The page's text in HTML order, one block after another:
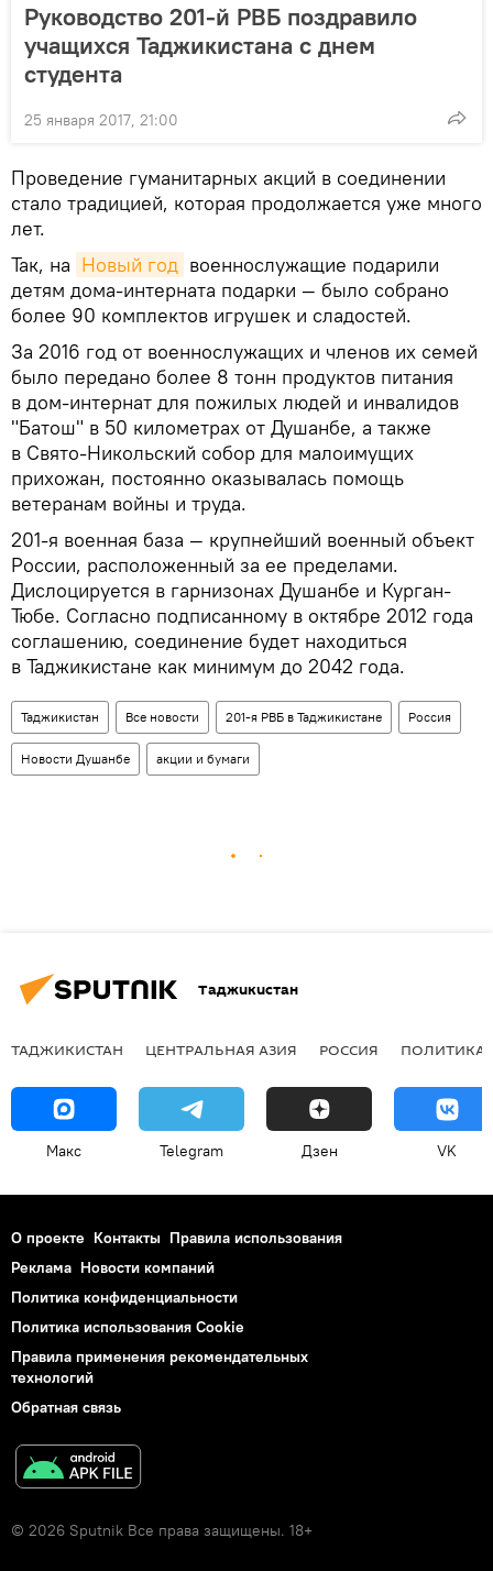
Руководство 201-й РВБ поздравило
учащихся Таджикистана с днем
студента
25 января 2017, 21:00
Проведение гуманитарных акций в соединении
стало традицией, которая продолжается уже много
лет.
Так, на Новый год военнослужащие подарили
детям дома-интерната подарки — было собрано
более 90 комплектов игрушек и сладостей.
За 2016 год от военнослужащих и членов их семей
было передано более 8 тонн продуктов питания
в дом-интернат для пожилых людей и инвалидов
"Батош" в 50 километрах от Душанбе, а также
в Свято-Никольский собор для малоимущих
прихожан, постоянно оказывалась помощь
ветеранам войны и труда.
201-я военная база — крупнейший военный объект
России, расположенный за ее пределами.
Дислоцируется в гарнизонах Душанбе и Курган-
Тюбе. Согласно подписанному в октябре 2012 года
соглашению, соединение будет находиться
в Таджикистане как минимум до 2042 года.
Таджикистан Все новости 201-я РВБ в Таджикистане Россия
Новости Душанбе акции и бумаги
Таджикистан
ТАДЖИКИСТАН ЦЕНТРАЛЬНАЯ АЗИЯ РОССИЯ ПОЛИТИКА
Макс Telegram Дзен VK
О проекте Контакты Правила использования
Реклама Новости компаний
Политика конфиденциальности
Политика использования Cookie
Правила применения рекомендательных
технологий
Обратная связь
© 2026 Sputnik Все права защищены. 18+